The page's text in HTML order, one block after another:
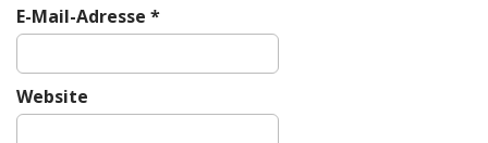
E-Mail-Adresse *
Website